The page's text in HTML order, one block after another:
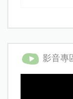
影音專